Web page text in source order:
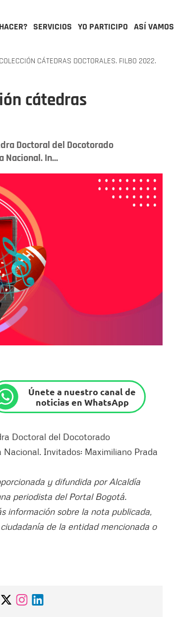
SERVICIOS YO PARTICIPO ASÍ VAMOS
CÁTEDRAS DOCTORALES. FILBO 2022.
cátedras
Doctoral del Docotorado
Nacional. In...
Únete a nuestro canal de
noticias en WhatsApp
Doctoral del Docotorado
Invitados: Maximiliano Prada
y difundida por Alcaldía
periodista del Portal Bogotá.
información sobre la nota publicada,
de la entidad mencionada o